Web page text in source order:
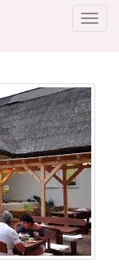
T
l
e
n
a
v
a
t
i